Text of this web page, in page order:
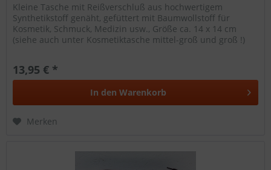
Kleine Tasche mit Reißverschluß aus hochwertigem
Synthetikstoff genäht, gefüttert mit Baumwollstoff für
Kosmetik, Schmuck, Medizin usw., Größe ca. 14 x 14 cm
(siehe auch unter Kosmetiktasche mittel-groß und groß !)
13,95 € *
In den Warenkorb
Merken